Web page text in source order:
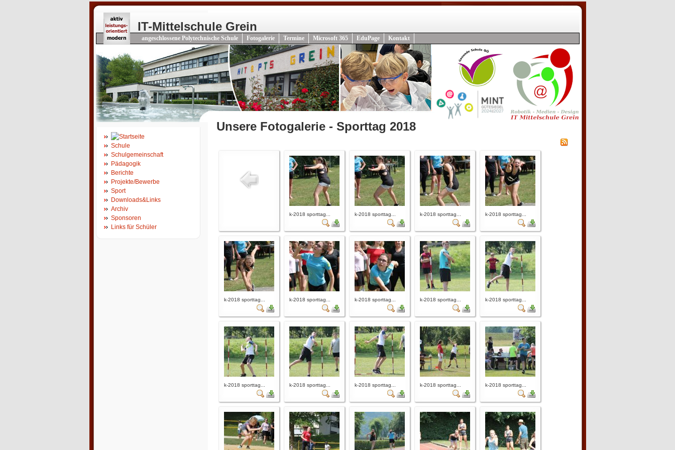
IT-Mittelschule Grein
angeschlossene Polytechnische Schule Fotogalerie Termine Microsoft 365 EduPage Kontakt
Schule
Schulgemeinschaft
Pädagogik
Berichte
Projekte/Bewerbe
Sport
Downloads&Links
Archiv
Sponsoren
Links für Schüler
Unsere Fotogalerie - Sporttag 2018
k-2018 sporttag... k-2018 sporttag... k-2018 sporttag... k-2018 sporttag...
k-2018 sporttag... k-2018 sporttag... k-2018 sporttag... k-2018 sporttag... k-2018 sporttag...
k-2018 sporttag... k-2018 sporttag... k-2018 sporttag... k-2018 sporttag... k-2018 sporttag...